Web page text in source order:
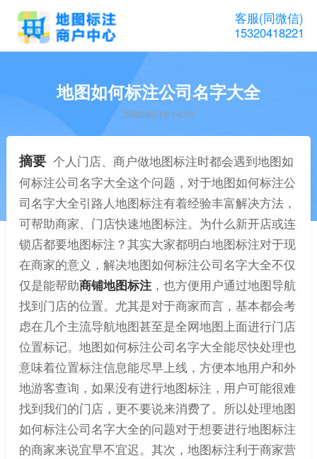
客服(同微信)
15320418221
地图如何标注公司名字大全
2023-03-16 14:10
摘要 个人门店、商户做地图标注时都会遇到地图如
何标注公司名字大全这个问题，对于地图如何标注公
司名字大全引路人地图标注有着经验丰富解决方法，
可帮助商家、门店快速地图标注。为什么新开店或连
锁店都要地图标注？其实大家都明白地图标注对于现
在商家的意义，解决地图如何标注公司名字大全不仅
仅是能帮助商铺地图标注，也方便用户通过地图导航
找到门店的位置。尤其是对于商家而言，基本都会考
虑在几个主流导航地图甚至是全网地图上面进行门店
位置标记。地图如何标注公司名字大全能尽快处理也
意味着位置标注信息能尽早上线，方便本地用户和外
地游客查询，如果没有进行地图标注，用户可能很难
找到我们的门店，更不要说来消费了。所以处理地图
如何标注公司名字大全的问题对于想要进行地图标注
的商家来说宜早不宜迟。其次，地图标注利于商家营